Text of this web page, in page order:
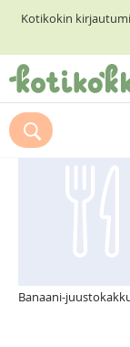
Kotikokin
ETUSIVU
RESEPTIHAKU
Suosittelemme
Banaani-